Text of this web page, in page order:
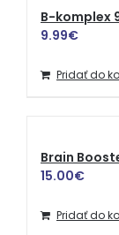
B-komplex
9.99€
Pridať do
Brain
15.00€
Pridať do